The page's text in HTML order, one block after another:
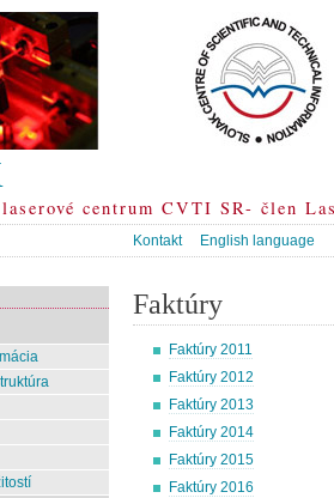
centrum CVTI SR- člen
Kontakt English language
Faktúry
Faktúry 2011
Faktúry 2012
Faktúry 2013
Faktúry 2014
Faktúry 2015
Faktúry 2016